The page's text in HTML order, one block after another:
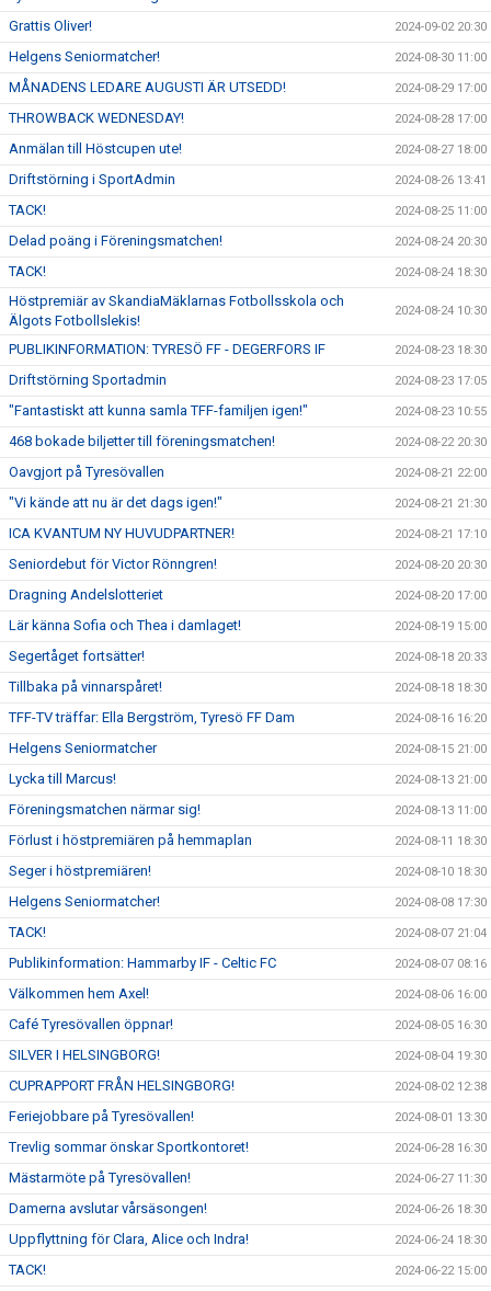
Grattis Oliver! 2024-09-02 20:30
Helgens Seniormatcher! 2024-08-30 11:00
MÅNADENS LEDARE AUGUSTI ÄR UTSEDD! 2024-08-29 17:00
THROWBACK WEDNESDAY! 2024-08-28 17:00
Anmälan till Höstcupen ute! 2024-08-27 18:00
Driftstörning i SportAdmin 2024-08-26 13:41
TACK! 2024-08-25 11:00
Delad poäng i Föreningsmatchen! 2024-08-24 20:30
TACK! 2024-08-24 18:30
Höstpremiär av SkandiaMäklarnas Fotbollsskola och
Älgots Fotbollslekis!
2024-08-24 10:30
PUBLIKINFORMATION: TYRESÖ FF - DEGERFORS IF 2024-08-23 18:30
Driftstörning Sportadmin 2024-08-23 17:05
"Fantastiskt att kunna samla TFF-familjen igen!" 2024-08-23 10:55
468 bokade biljetter till föreningsmatchen! 2024-08-22 20:30
Oavgjort på Tyresövallen 2024-08-21 22:00
"Vi kände att nu är det dags igen!" 2024-08-21 21:30
ICA KVANTUM NY HUVUDPARTNER! 2024-08-21 17:10
Seniordebut för Victor Rönngren! 2024-08-20 20:30
Dragning Andelslotteriet 2024-08-20 17:00
Lär känna Sofia och Thea i damlaget! 2024-08-19 15:00
Segertåget fortsätter! 2024-08-18 20:33
Tillbaka på vinnarspåret! 2024-08-18 18:30
TFF-TV träffar: Ella Bergström, Tyresö FF Dam 2024-08-16 16:20
Helgens Seniormatcher 2024-08-15 21:00
Lycka till Marcus! 2024-08-13 21:00
Föreningsmatchen närmar sig! 2024-08-13 11:00
Förlust i höstpremiären på hemmaplan 2024-08-11 18:30
Seger i höstpremiären! 2024-08-10 18:30
Helgens Seniormatcher! 2024-08-08 17:30
TACK! 2024-08-07 21:04
Publikinformation: Hammarby IF - Celtic FC 2024-08-07 08:16
Välkommen hem Axel! 2024-08-06 16:00
Café Tyresövallen öppnar! 2024-08-05 16:30
SILVER I HELSINGBORG! 2024-08-04 19:30
CUPRAPPORT FRÅN HELSINGBORG! 2024-08-02 12:38
Feriejobbare på Tyresövallen! 2024-08-01 13:30
Trevlig sommar önskar Sportkontoret! 2024-06-28 16:30
Mästarmöte på Tyresövallen! 2024-06-27 11:30
Damerna avslutar vårsäsongen! 2024-06-26 18:30
Uppflyttning för Clara, Alice och Indra! 2024-06-24 18:30
TACK! 2024-06-22 15:00